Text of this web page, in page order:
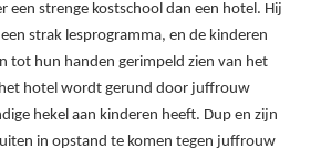
een strenge kostschool dan een hotel. Hij
strak lesprogramma, en de kinderen
tot hun handen gerimpeld zien van het
hotel wordt gerund door juffrouw
hekel aan kinderen heeft. Dup en zijn
in opstand te komen tegen juffrouw